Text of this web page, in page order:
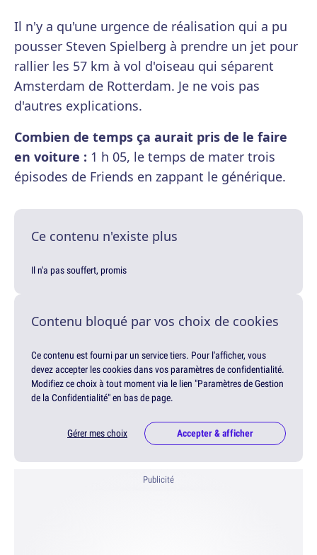
Il n'y a qu'une urgence de réalisation qui a pu
pousser Steven Spielberg à prendre un jet pour
rallier les 57 km à vol d'oiseau qui séparent
Amsterdam de Rotterdam. Je ne vois pas
d'autres explications.
Combien de temps ça aurait pris de le faire
en voiture : 1 h 05, le temps de mater trois
épisodes de Friends en zappant le générique.
Ce contenu n'existe plus
Il n'a pas souffert, promis
Contenu bloqué par vos choix de cookies
Ce contenu est fourni par un service tiers. Pour l'afficher, vous
devez accepter les cookies dans vos paramètres de confidentialité.
Modifiez ce choix à tout moment via le lien "Paramètres de Gestion
de la Confidentialité" en bas de page.
Gérer mes choix Accepter & afficher
Publicité